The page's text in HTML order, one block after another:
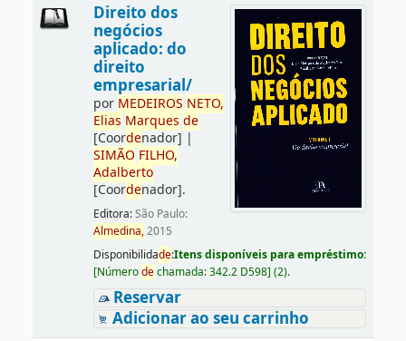
Direito dos
negócios
aplicado: do
direito
empresarial/
por MEDEIROS NETO,
Elias Marques de
[Coordenador] |
SIMÃO FILHO,
Adalberto
[Coordenador].
Editora:São Paulo:
Almedina,2015
Disponibilidade:Itens disponíveis para empréstimo:
[Númerodechamada:342.2 D598] (2).
Reservar
Adicionar ao seu carrinho